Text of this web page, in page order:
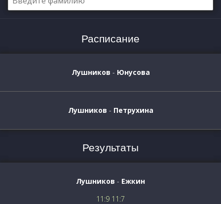
Расписание
Лушников - Юнусова
Лушников - Петрухина
Результаты
Лушников - Ежкин
11:9 11:7